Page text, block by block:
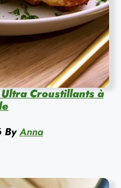
Croustillants à
By Anna